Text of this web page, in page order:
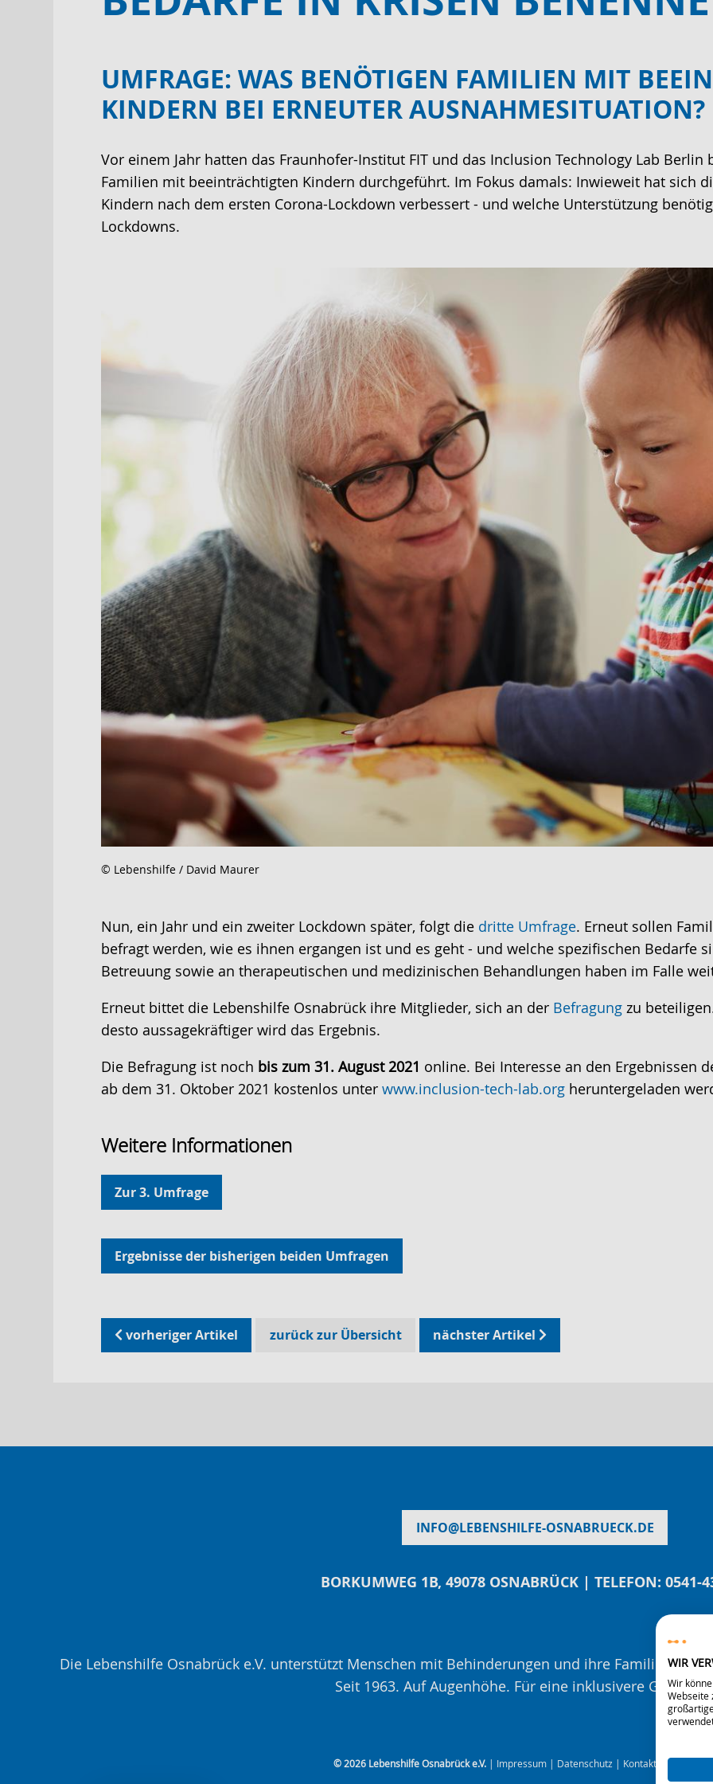
UMFRAGE: WAS BENÖTIGEN FAMILIEN MIT
KINDERN BEI ERNEUTER AUSNAHMESITUATION?
Vor einem Jahr hatten das Fraunhofer-Institut FIT und das Inclusion Technology Lab
Familien mit beeinträchtigten Kindern durchgeführt. Im Fokus damals: Inwieweit hat sich
Kindern nach dem ersten Corona-Lockdown verbessert - und welche Unterstützung
Lockdowns.
© Lebenshilfe / David Maurer
Nun, ein Jahr und ein zweiter Lockdown später, folgt die dritte Umfrage. Erneut sollen
befragt werden, wie es ihnen ergangen ist und es geht - und welche spezifischen Bedarfe
Betreuung sowie an therapeutischen und medizinischen Behandlungen haben im Falle
Erneut bittet die Lebenshilfe Osnabrück ihre Mitglieder, sich an der Befragungzu
desto aussagekräftiger wird das Ergebnis.
Die Befragung ist noch bis zum 31. August 2021 online. Bei Interesse an den Ergebnissen
ab dem 31. Oktober 2021 kostenlos unter www.inclusion-tech-lab.orgheruntergeladen
Weitere Informationen
Zur 3. Umfrage
Ergebnisse der bisherigen beiden Umfragen
vorheriger Artikel zurück zur Übersicht nächster Artikel
INFO@LEBENSHILFE-OSNABRUECK.DE
BORKUMWEG 1B, 49078 OSNABRÜCK | TELEFON: 0541-
Die Lebenshilfe Osnabrück e.V. unterstützt Menschen mit Behinderungen und ihre Familien –
Seit 1963. Auf Augenhöhe. Für eine inklusivere
© 2026 Lebenshilfe Osnabrück e.V. | Impressum | Datenschutz | Kontakt
WIR
Wir
Webseite